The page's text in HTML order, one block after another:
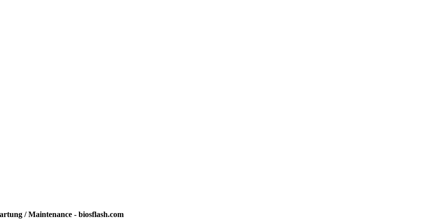
/ Maintenance - biosflash.com